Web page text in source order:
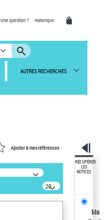
Une question ? Historique
AUTRES RECHERCHES
Ajouter à mes références
20
résultats/page
RÉCUPÉRER
LES
NOTICES
Ma